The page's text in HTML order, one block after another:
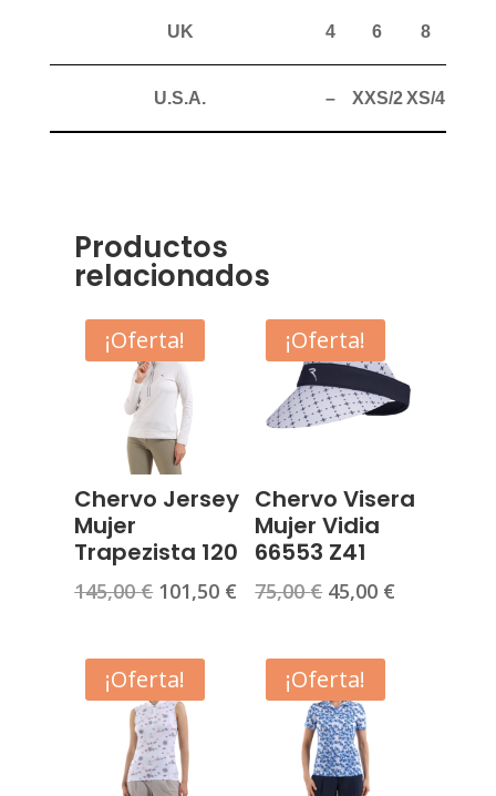
UK 4 6 8
U.S.A. – XXS/2XS/4
Productos
relacionados
¡Oferta!
Chervo Jersey
Mujer
Trapezista 120
145,00€ El
era:
145,00 €.
101,50 €
101,50 €.
¡Oferta!
Chervo Visera
Mujer Vidia
66553 Z41
75,00€ El
era:
75,00 €.
45,00 €
¡Oferta! ¡Oferta!